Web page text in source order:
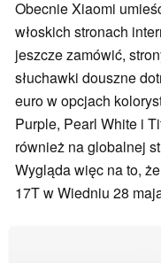
Obecnie Xiaomi
włoskich stronach
jeszcze zamówić,
słuchawki douszne
euro w opcjach
Purple, Pearl White i
również na globalnej
Wygląda więc na to,
17T w Wiedniu 28